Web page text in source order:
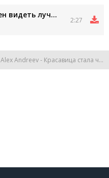
Порой слепой способен видеть лучше зрячих
2:27
Alex Andreev - Красавица стала черствой ей тереть не до него